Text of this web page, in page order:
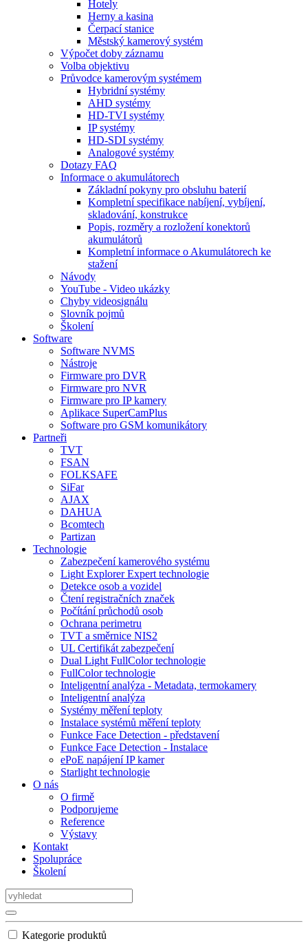
Hotely
Herny a kasina
Čerpací stanice
Městský kamerový systém
Výpočet doby záznamu
Volba objektivu
Průvodce kamerovým systémem
Hybridní systémy
AHD systémy
HD-TVI systémy
IP systémy
HD-SDI systémy
Analogové systémy
Dotazy FAQ
Informace o akumulátorech
Základní pokyny pro obsluhu baterií
Kompletní specifikace nabíjení, vybíjení,
skladování, konstrukce
Popis, rozměry a rozložení konektorů
akumulátorů
Kompletní informace o Akumulátorech ke
stažení
Návody
YouTube - Video ukázky
Chyby videosignálu
Slovník pojmů
Školení
Software
Software NVMS
Nástroje
Firmware pro DVR
Firmware pro NVR
Firmware pro IP kamery
Aplikace SuperCamPlus
Software pro GSM komunikátory
Partneři
TVT
FSAN
FOLKSAFE
SiFar
AJAX
DAHUA
Bcomtech
Partizan
Technologie
Zabezpečení kamerového systému
Light Explorer Expert technologie
Detekce osob a vozidel
Čtení registračních značek
Počítání průchodů osob
Ochrana perimetru
TVT a směrnice NIS2
UL Certifikát zabezpečení
Dual Light FullColor technologie
FullColor technologie
Inteligentní analýza - Metadata, termokamery
Inteligentní analýza
Systémy měření teploty
Instalace systémů měření teploty
Funkce Face Detection - představení
Funkce Face Detection - Instalace
ePoE napájení IP kamer
Starlight technologie
O nás
O firmě
Podporujeme
Reference
Výstavy
Kontakt
Spolupráce
Školení
Kategorie produktů